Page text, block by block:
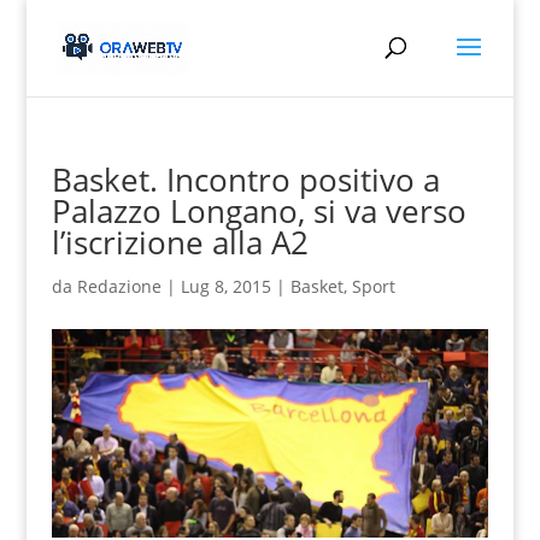
Basket. Incontro positivo a
Palazzo Longano, si va verso
l’iscrizione alla A2
da Redazione | Lug 8, 2015 | Basket, Sport